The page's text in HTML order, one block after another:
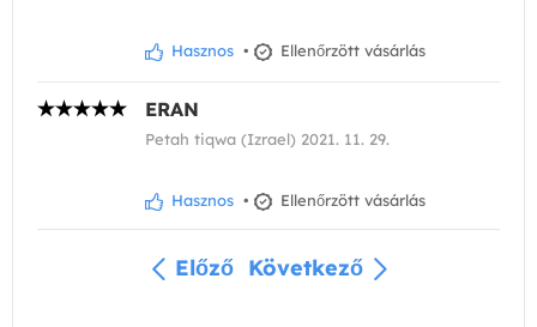
Hasznos • Ellenőrzött vásárlás
ERAN
Petah tiqwa (Izrael) 2021. 11. 29.
Hasznos • Ellenőrzött vásárlás
Előző Következő